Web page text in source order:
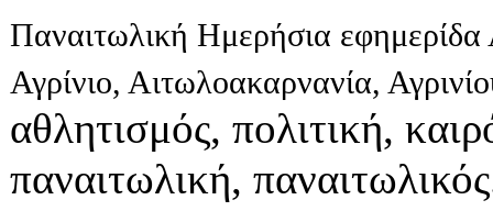
Παναιτωλική Ημερήσια εφημερίδα
Αγρίνιο, Αιτωλοακαρνανία,
αθλητισμός, πολιτική,
παναιτωλική,